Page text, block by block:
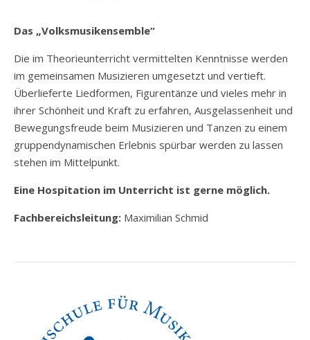
Das „Volksmusikensemble“
Die im Theorieunterricht vermittelten Kenntnisse werden
im gemeinsamen Musizieren umgesetzt und vertieft.
Überlieferte Liedformen, Figurentänze und vieles mehr in
ihrer Schönheit und Kraft zu erfahren, Ausgelassenheit und
Bewegungsfreude beim Musizieren und Tanzen zu einem
gruppendynamischen Erlebnis spürbar werden zu lassen
stehen im Mittelpunkt.
Eine Hospitation im Unterricht ist gerne möglich.
Fachbereichsleitung: Maximilian Schmid